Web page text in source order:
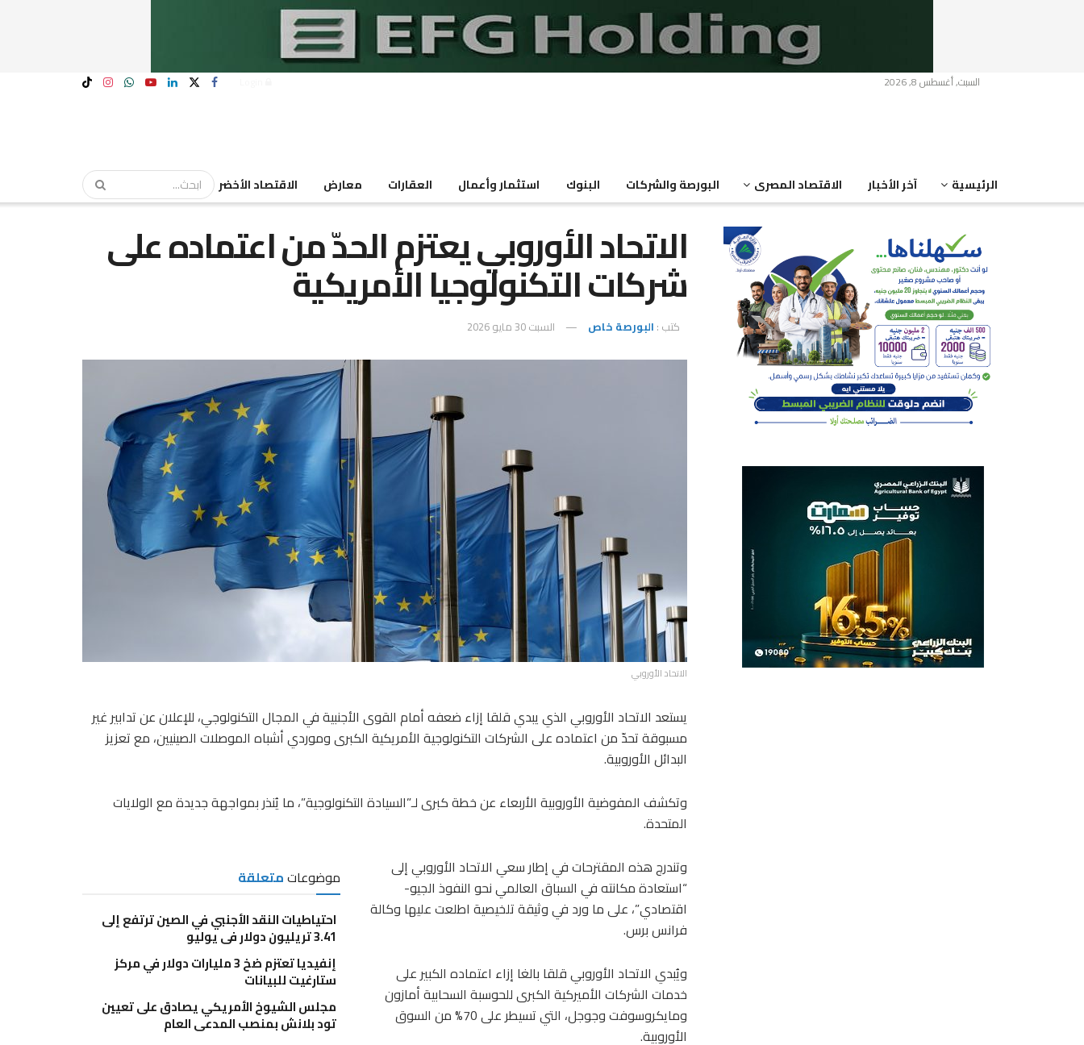
السبت, أغسطس 8, 2026
الرئيسية آخر الأخبار الاقتصاد المصرى البورصة والشركات البنوك استثمار وأعمال العقارات معارض الاقتصاد الأخضر
الاتحاد الأوروبي يعتزم الحدّ من اعتماده على
شركات التكنولوجيا الأمريكية
كتب : البورصة خاص السبت 30 مايو 2026
الاتحاد الأوروبي
يستعد الاتحاد الأوروبي الذي يبدي قلقا إزاء ضعفه أمام القوى الأجنبية في المجال التكنولوجي، للإعلان عن تدابير غير
مسبوقة تحدّ من اعتماده على الشركات التكنولوجية الأمريكية الكبرى وموردي أشباه الموصلات الصينيين، مع تعزيز
البدائل الأوروبية.
وتكشف المفوضية الأوروبية الأربعاء عن خطة كبرى لـ”السيادة التكنولوجية”، ما يُنذر بمواجهة جديدة مع الولايات
المتحدة.
موضوعاتمتعلقة
احتياطيات النقد الأجنبي في الصين ترتفع إلى
3.41 تريليون دولار في يوليو
إنفيديا تعتزم ضخ 3 مليارات دولار في مركز
ستارغيت للبيانات
مجلس الشيوخ الأمريكي يصادق على تعيين
تود بلانش بمنصب المدعي العام
وتندرج هذه المقترحات في إطار سعي الاتحاد الأوروبي إلى
“استعادة مكانته في السباق العالمي نحو النفوذ الجيو-
اقتصادي”، على ما ورد في وثيقة تلخيصية اطلعت عليها وكالة
فرانس برس.
ويُبدي الاتحاد الأوروبي قلقا بالغا إزاء اعتماده الكبير على
خدمات الشركات الأميركية الكبرى للحوسبة السحابية أمازون
ومايكروسوفت وجوجل، التي تسيطر على 70% من السوق
الأوروبية.